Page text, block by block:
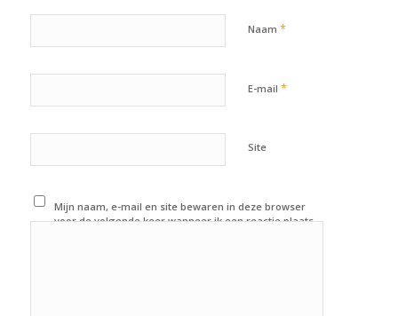
Naam *
E-mail *
Site
Mijn naam, e-mail en site bewaren in deze browser
voor de volgende keer wanneer ik een reactie plaats.